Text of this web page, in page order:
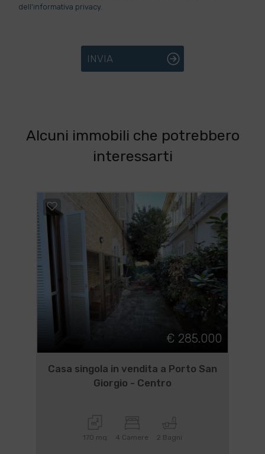
dell'informativa privacy.
INVIA
Alcuni immobili che potrebbero
interessarti
€ 285.000
Casa singola in vendita a Porto San
Giorgio - Centro
170 mq 4 Camere 2 Bagni